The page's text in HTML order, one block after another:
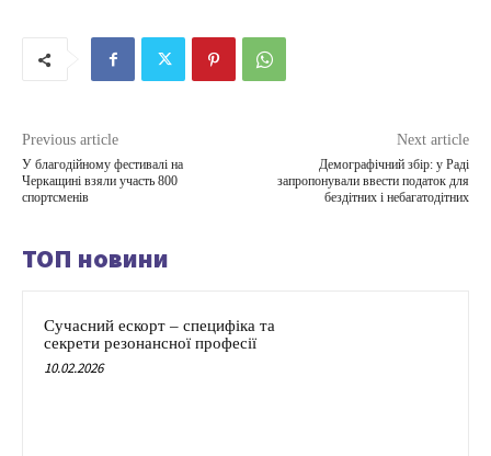
Previous article
У благодійному фестивалі на
Черкащині взяли участь 800
спортсменів
Next article
Демографічний збір: у Раді
запропонували ввести податок для
бездітних і небагатодітних
ТОП новини
Сучасний ескорт – специфіка та
секрети резонансної професії
10.02.2026